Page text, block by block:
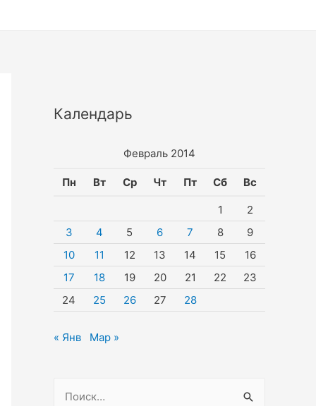
Календарь
Февраль 2014
Пн Вт Ср Чт Пт Сб Вс
1
2
3
4 5 6 7 8
9
10
11 12 13 14 15
16
17
18 19 20 21 22
23
24
25 26 27 28
« Янв Мар »